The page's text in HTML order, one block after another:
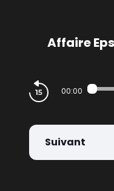
Affaire
00:00
Suivant